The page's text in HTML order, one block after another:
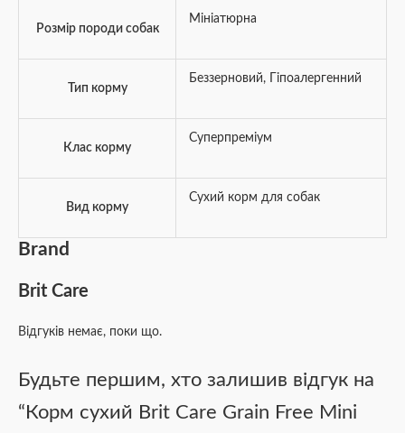
Розмір породи собак
Мініатюрна
Тип корму
Беззерновий, Гіпоалергенний
Клас корму
Суперпреміум
Вид корму
Сухий корм для собак
Brand
Brit Care
Відгуків немає, поки що.
Будьте першим, хто залишив відгук на
“Корм сухий Brit Care Grain Free Mini